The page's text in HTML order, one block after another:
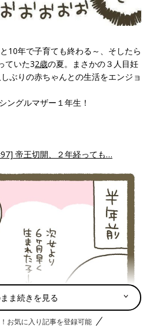
10年で子育ても終わる～、そしたら
ていた32歳の夏。まさかの３人目妊
ぶりの赤ちゃんとの生活をエンジョ
ングルマザー１年生！
帝王切開、２年経っても…
ま続きを見る
お気に入り記事を登録可能